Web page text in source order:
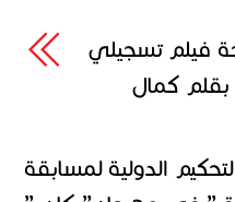
فيلم تسجيلي
بقلم كمال
الدولية لمسابقة